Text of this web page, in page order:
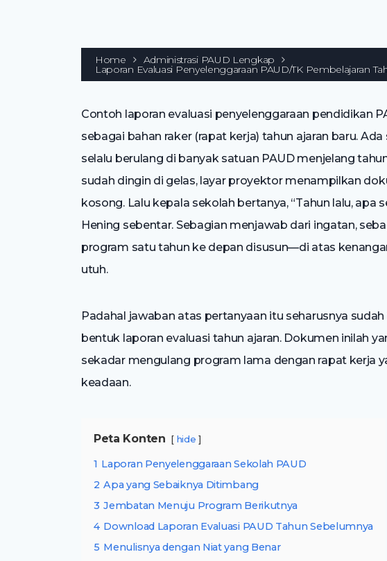
Home Administrasi PAUD Lengkap
Laporan Evaluasi Penyelenggaraan PAUD/TK Pembelajaran
Contoh laporan evaluasi penyelenggaraan pendidikan
sebagai bahan raker (rapat kerja) tahun ajaran baru.
selalu berulang di banyak satuan PAUD menjelang
sudah dingin di gelas, layar proyektor menampilkan
kosong. Lalu kepala sekolah bertanya, “Tahun lalu, apa
Hening sebentar. Sebagian menjawab dari ingatan,
program satu tahun ke depan disusun—di atas
utuh.
Padahal jawaban atas pertanyaan itu seharusnya
bentuk laporan evaluasi tahun ajaran. Dokumen inilah
sekadar mengulang program lama dengan rapat kerja
keadaan.
Peta Konten hide
1 Laporan Penyelenggaraan Sekolah PAUD
2 Apa yang Sebaiknya Ditimbang
3 Jembatan Menuju Program Berikutnya
4 Download Laporan Evaluasi PAUD Tahun Sebelumnya
5 Menulisnya dengan Niat yang Benar